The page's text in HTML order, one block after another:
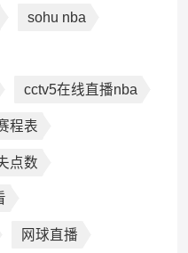
sohu nba
cctv5在线直播nba
程表
点数
网球直播